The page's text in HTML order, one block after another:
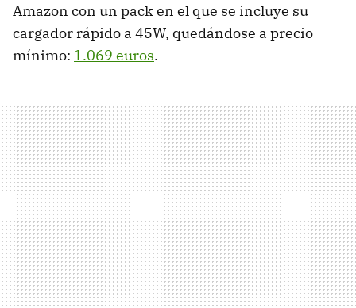
Amazon con un pack en el que se incluye su
cargador rápido a 45W, quedándose a precio
mínimo: 1.069 euros.